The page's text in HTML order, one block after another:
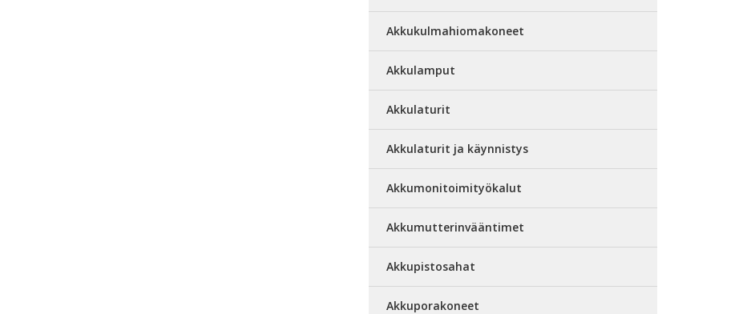
Akkukulmahiomakoneet
Akkulamput
Akkulaturit
Akkulaturit ja käynnistys
Akkumonitoimityökalut
Akkumutterinvääntimet
Akkupistosahat
Akkuporakoneet